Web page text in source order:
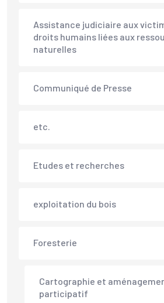
Assistance judiciaire aux
droits humains liées aux
naturelles
Communiqué de Presse
etc.
Etudes et recherches
exploitation du bois
Foresterie
Cartographie et
participatif